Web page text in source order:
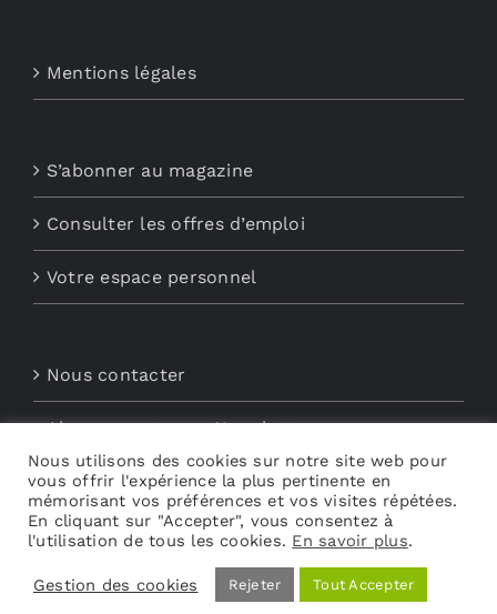
Mentions légales
S’abonner au magazine
Consulter les offres d’emploi
Votre espace personnel
Nous contacter
Abonnements aux Newsletters
Découvrez My Audio
Nous utilisons des cookies sur notre site web pour
vous offrir l'expérience la plus pertinente en
mémorisant vos préférences et vos visites répétées.
En cliquant sur "Accepter", vous consentez à
l'utilisation de tous les cookies. En savoir plus.
Gestion des cookies Rejeter Tout Accepter